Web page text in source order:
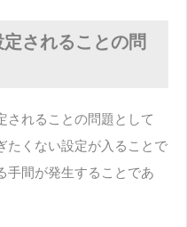
されることの問
されることの問題として
たくない設定が入ることで
手間が発生することであ